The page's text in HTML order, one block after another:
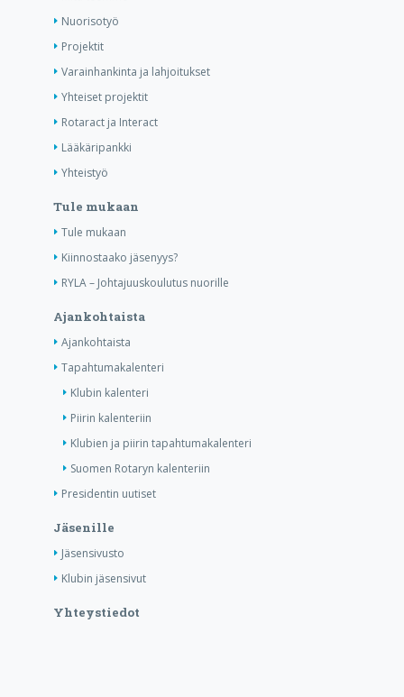
Nuorisotyö
Projektit
Varainhankinta ja lahjoitukset
Yhteiset projektit
Rotaract ja Interact
Lääkäripankki
Yhteistyö
Tule mukaan
Tule mukaan
Kiinnostaako jäsenyys?
RYLA – Johtajuuskoulutus nuorille
Ajankohtaista
Ajankohtaista
Tapahtumakalenteri
Klubin kalenteri
Piirin kalenteriin
Klubien ja piirin tapahtumakalenteri
Suomen Rotaryn kalenteriin
Presidentin uutiset
Jäsenille
Jäsensivusto
Klubin jäsensivut
Yhteystiedot